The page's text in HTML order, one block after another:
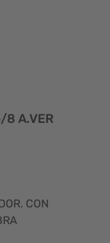
A.VER
CON